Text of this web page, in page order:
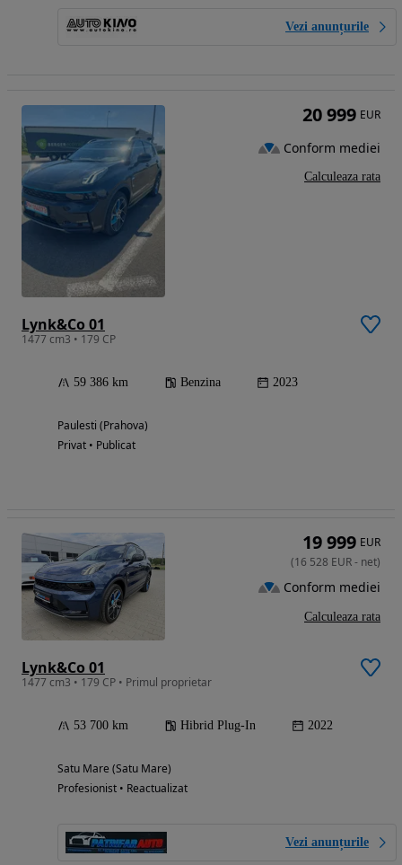
Vezi anunțurile
Lynk&Co 01
1477 cm3 • 179 CP
59 386 km Benzina 2023
Paulesti (Prahova)
Privat • Publicat
20 999 EUR
Conform mediei
Calculeaza rata
Lynk&Co 01
1477 cm3 • 179 CP • Primul proprietar
53 700 km Hibrid Plug-In 2022
Satu Mare (Satu Mare)
Profesionist • Reactualizat
Vezi anunțurile
19 999 EUR
(16 528 EUR- net)
Conform mediei
Calculeaza rata